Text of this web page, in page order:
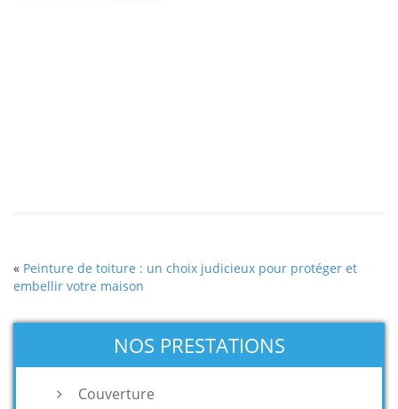
« Peinture de toiture : un choix judicieux pour protéger et
embellir votre maison
NOS PRESTATIONS
Couverture